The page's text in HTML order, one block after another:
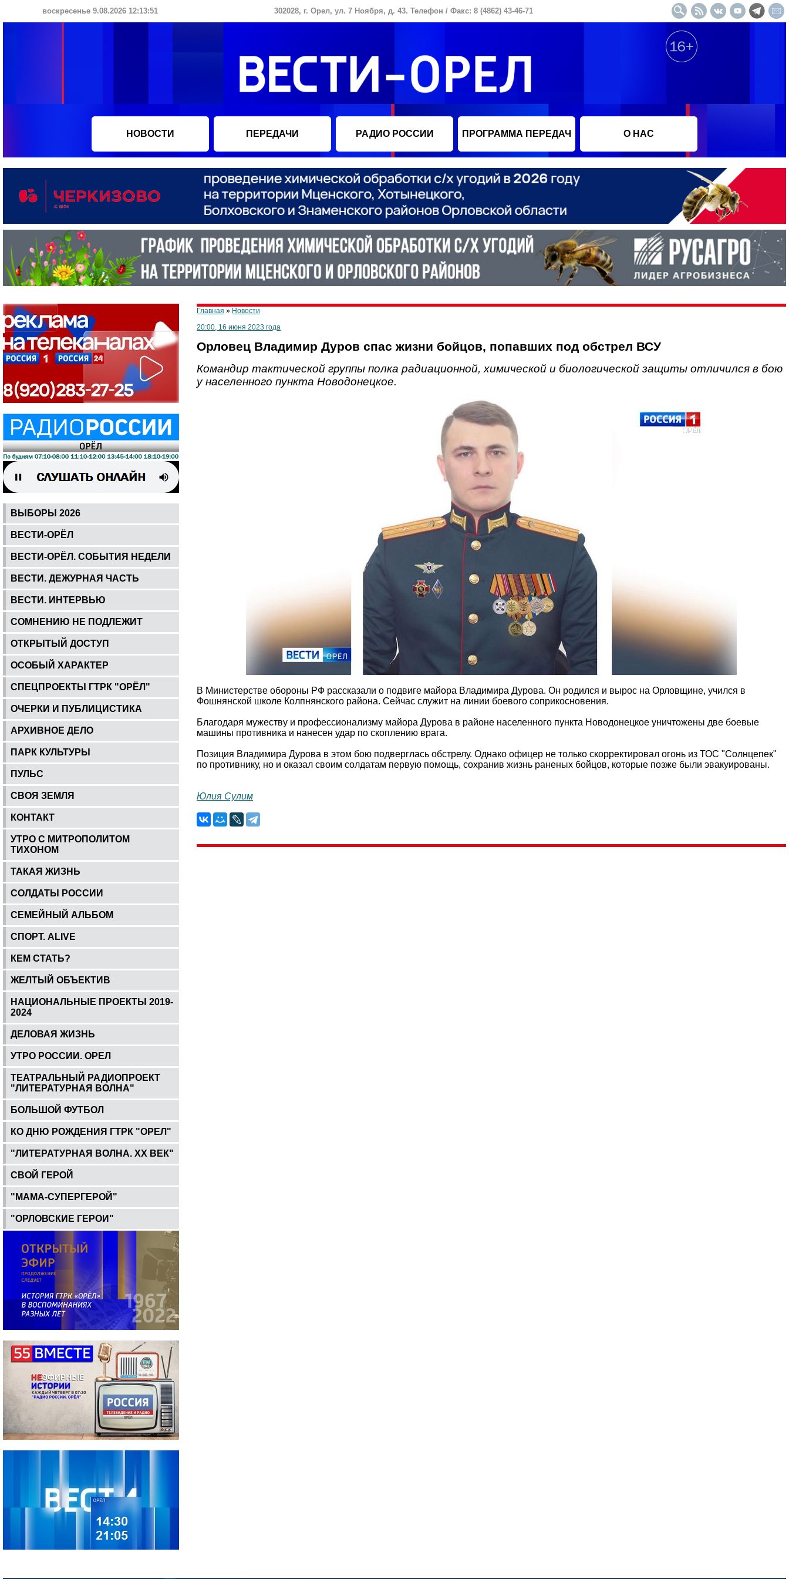
воскресенье 9.08.2026 12:13:51 302028, г. Орел, ул. 7 Ноября, д. 43. Телефон / Факс: 8 (4862) 43-46-71
НОВОСТИ ПЕРЕДАЧИ РАДИО РОССИИ ПРОГРАММА ПЕРЕДАЧ О НАС
ВЫБОРЫ 2026
ВЕСТИ-ОРЁЛ
ВЕСТИ-ОРЁЛ. СОБЫТИЯ НЕДЕЛИ
ВЕСТИ. ДЕЖУРНАЯ ЧАСТЬ
ВЕСТИ. ИНТЕРВЬЮ
СОМНЕНИЮ НЕ ПОДЛЕЖИТ
ОТКРЫТЫЙ ДОСТУП
ОСОБЫЙ ХАРАКТЕР
СПЕЦПРОЕКТЫ ГТРК "ОРЁЛ"
ОЧЕРКИ И ПУБЛИЦИСТИКА
АРХИВНОЕ ДЕЛО
ПАРК КУЛЬТУРЫ
ПУЛЬС
СВОЯ ЗЕМЛЯ
КОНТАКТ
УТРО С МИТРОПОЛИТОМ
ТИХОНОМ
ТАКАЯ ЖИЗНЬ
СОЛДАТЫ РОССИИ
СЕМЕЙНЫЙ АЛЬБОМ
СПОРТ. ALIVE
КЕМ СТАТЬ?
ЖЕЛТЫЙ ОБЪЕКТИВ
НАЦИОНАЛЬНЫЕ ПРОЕКТЫ 2019-
2024
ДЕЛОВАЯ ЖИЗНЬ
УТРО РОССИИ. ОРЕЛ
ТЕАТРАЛЬНЫЙ РАДИОПРОЕКТ
"ЛИТЕРАТУРНАЯ ВОЛНА"
БОЛЬШОЙ ФУТБОЛ
КО ДНЮ РОЖДЕНИЯ ГТРК "ОРЕЛ"
"ЛИТЕРАТУРНАЯ ВОЛНА. ХХ ВЕК"
СВОЙ ГЕРОЙ
"МАМА-СУПЕРГЕРОЙ"
"ОРЛОВСКИЕ ГЕРОИ"
Главная » Новости
20:00, 16 июня 2023 года
Орловец Владимир Дуров спас жизни бойцов, попавших под обстрел ВСУ
Командир тактической группы полка радиационной, химической и биологической защиты отличился в бою
у населенного пункта Новодонецкое.
В Министерстве обороны РФ рассказали о подвиге майора Владимира Дурова. Он родился и вырос на Орловщине, учился в
Фошнянской школе Колпнянского района. Сейчас служит на линии боевого соприкосновения.
Благодаря мужеству и профессионализму майора Дурова в районе населенного пункта Новодонецкое уничтожены две боевые
машины противника и нанесен удар по скоплению врага.
Позиция Владимира Дурова в этом бою подверглась обстрелу. Однако офицер не только скорректировал огонь из ТОС "Солнцепек"
по противнику, но и оказал своим солдатам первую помощь, сохранив жизнь раненых бойцов, которые позже были эвакуированы.
Юлия Сулим